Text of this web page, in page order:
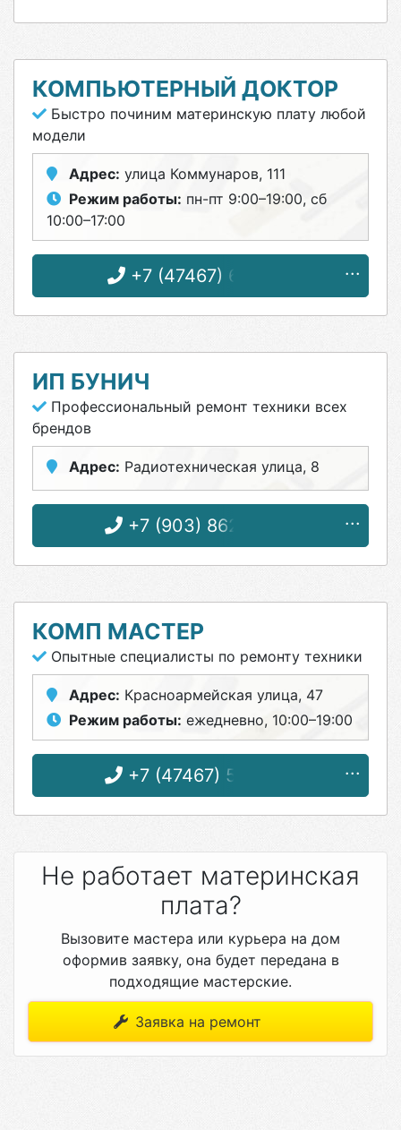
КОМПЬЮТЕРНЫЙ ДОКТОР
Быстро починим материнскую плату любой
модели
Адрес: улица Коммунаров, 111
Режим работы: пн-пт 9:00–19:00, сб
10:00–17:00
+7 (47467) 6-11-33
ИП БУНИЧ
Профессиональный ремонт техники всех
брендов
Адрес: Радиотехническая улица, 8
+7 (903) 862-57-58
КОМП МАСТЕР
Опытные специалисты по ремонту техники
Адрес: Красноармейская улица, 47
Режим работы: ежедневно, 10:00–19:00
+7 (47467) 5-49-64
Не работает материнская
плата?
Вызовите мастера или курьера на дом
оформив заявку, она будет передана в
подходящие мастерские.
Заявка на ремонт